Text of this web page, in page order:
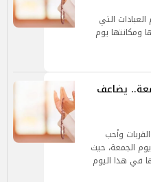
التي
ومكانتها يوم
يضاعف
وأحب
يوم الجمعة، حيث
في هذا اليوم